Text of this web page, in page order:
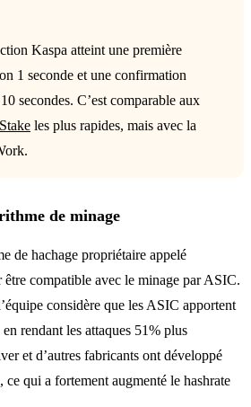
Kaspa atteint une première
1 seconde et une confirmation
secondes. C’est comparable aux
les plus rapides, mais avec la
de minage
de hachage propriétaire appelé
compatible avec le minage par ASIC.
considère que les ASIC apportent
rendant les attaques 51% plus
et d’autres fabricants ont développé
ce qui a fortement augmenté le hashrate